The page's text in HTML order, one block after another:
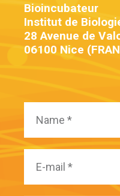
Bioincubateur
Institut de
28 Avenue de
06100 Nice